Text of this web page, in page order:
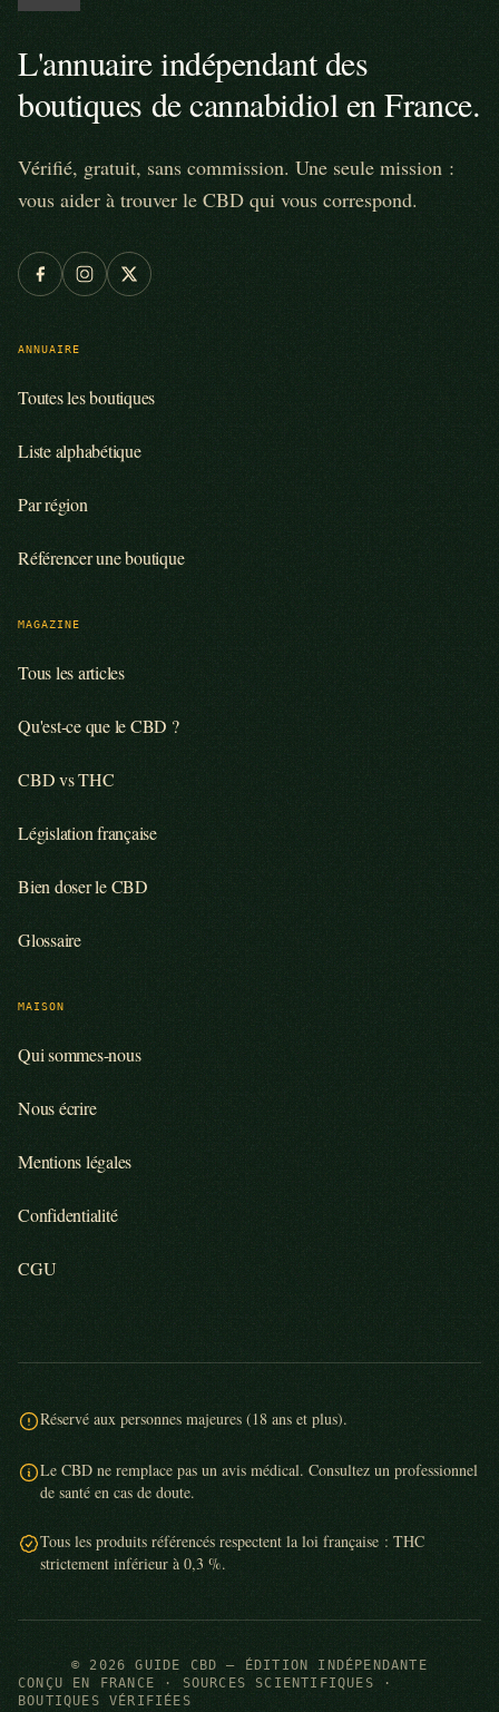
L'annuaire indépendant des
boutiques de cannabidiol en France.
Vérifié, gratuit, sans commission. Une seule mission :
vous aider à trouver le CBD qui vous correspond.
ANNUAIRE
Toutes les boutiques
Liste alphabétique
Par région
Référencer une boutique
MAGAZINE
Tous les articles
Qu'est-ce que le CBD ?
CBD vs THC
Législation française
Bien doser le CBD
Glossaire
MAISON
Qui sommes-nous
Nous écrire
Mentions légales
Confidentialité
CGU
Réservé aux personnes majeures (18 ans et plus).
Le CBD ne remplace pas un avis médical. Consultez un professionnel
de santé en cas de doute.
Tous les produits référencés respectent la loi française : THC
strictement inférieur à 0,3 %.
© 2026 GUIDE CBD — ÉDITION INDÉPENDANTE
CONÇU EN FRANCE · SOURCES SCIENTIFIQUES ·
BOUTIQUES VÉRIFIÉES